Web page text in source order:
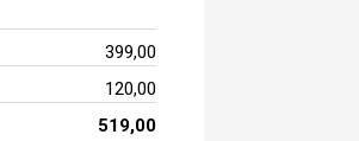
399,00
120,00
519,00